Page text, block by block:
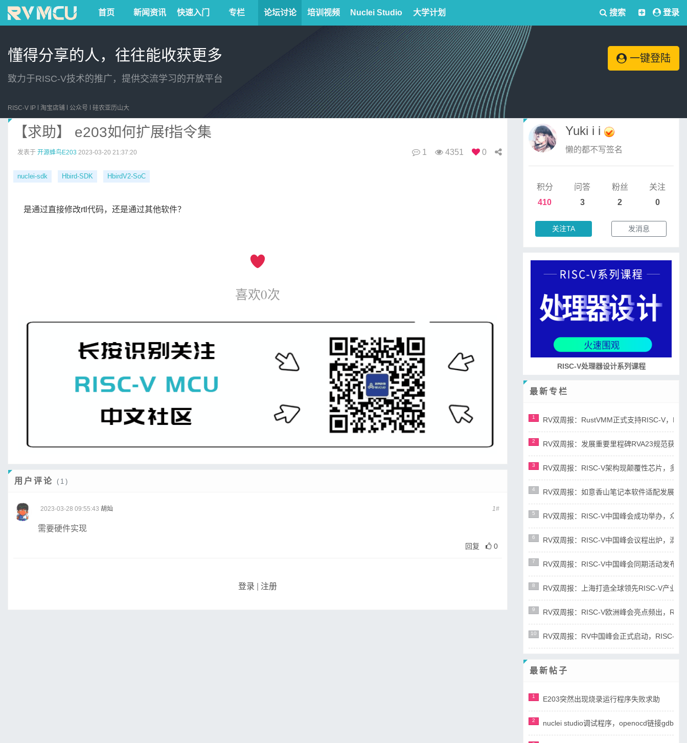
首页 新闻资讯 快速入门 专栏 论坛讨论 培训视频 Nuclei Studio 大学计划 搜索 登录
懂得分享的人，往往能收获更多
致力于RISC-V技术的推广，提供交流学习的开放平台
一键登陆
RISC-V IP 淘宝店铺 公众号 硅农亚历山大
【求助】 e203如何扩展f指令集
发表于 开源蜂鸟E203 2023-03-20 21:37:20 1 4351 0
nuclei-sdk Hbird-SDK HbirdV2-SoC
是通过直接修改rtl代码，还是通过其他软件？
喜欢0次
用户评论 (1)
2023-03-28 09:55:43 胡灿 1#
需要硬件实现
回复 0
登录 注册
Yuki i i
懒的都不写签名
积分
410
问答
3
粉丝
2
关注
0
关注TA 发消息
RISC-V处理器设计系列课程
最新专栏
1 RV双周报：RustVMM正式支持RISC-V，
2 RV双周报：发展重要里程碑RVA23规范获
3 RV双周报：RISC-V架构现颠覆性芯片，多
4 RV双周报：如意香山笔记本软件适配发展
5 RV双周报：RISC-V中国峰会成功举办，众
6 RV双周报：RISC-V中国峰会议程出炉，滴
7 RV双周报：RISC-V中国峰会同期活动发布
8 RV双周报：上海打造全球领先RISC-V产业
9 RV双周报：RISC-V欧洲峰会亮点频出，
10 RV双周报：RV中国峰会正式启动，RISC-V
最新帖子
1 E203突然出现烧录运行程序失败求助
2 nuclei studio调试程序，openocd链接gdb失